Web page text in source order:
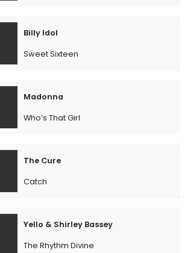
Billy Idol
Sweet Sixteen
Madonna
Who’s That Girl
The Cure
Catch
Yello & Shirley Bassey
The Rhythm Divine